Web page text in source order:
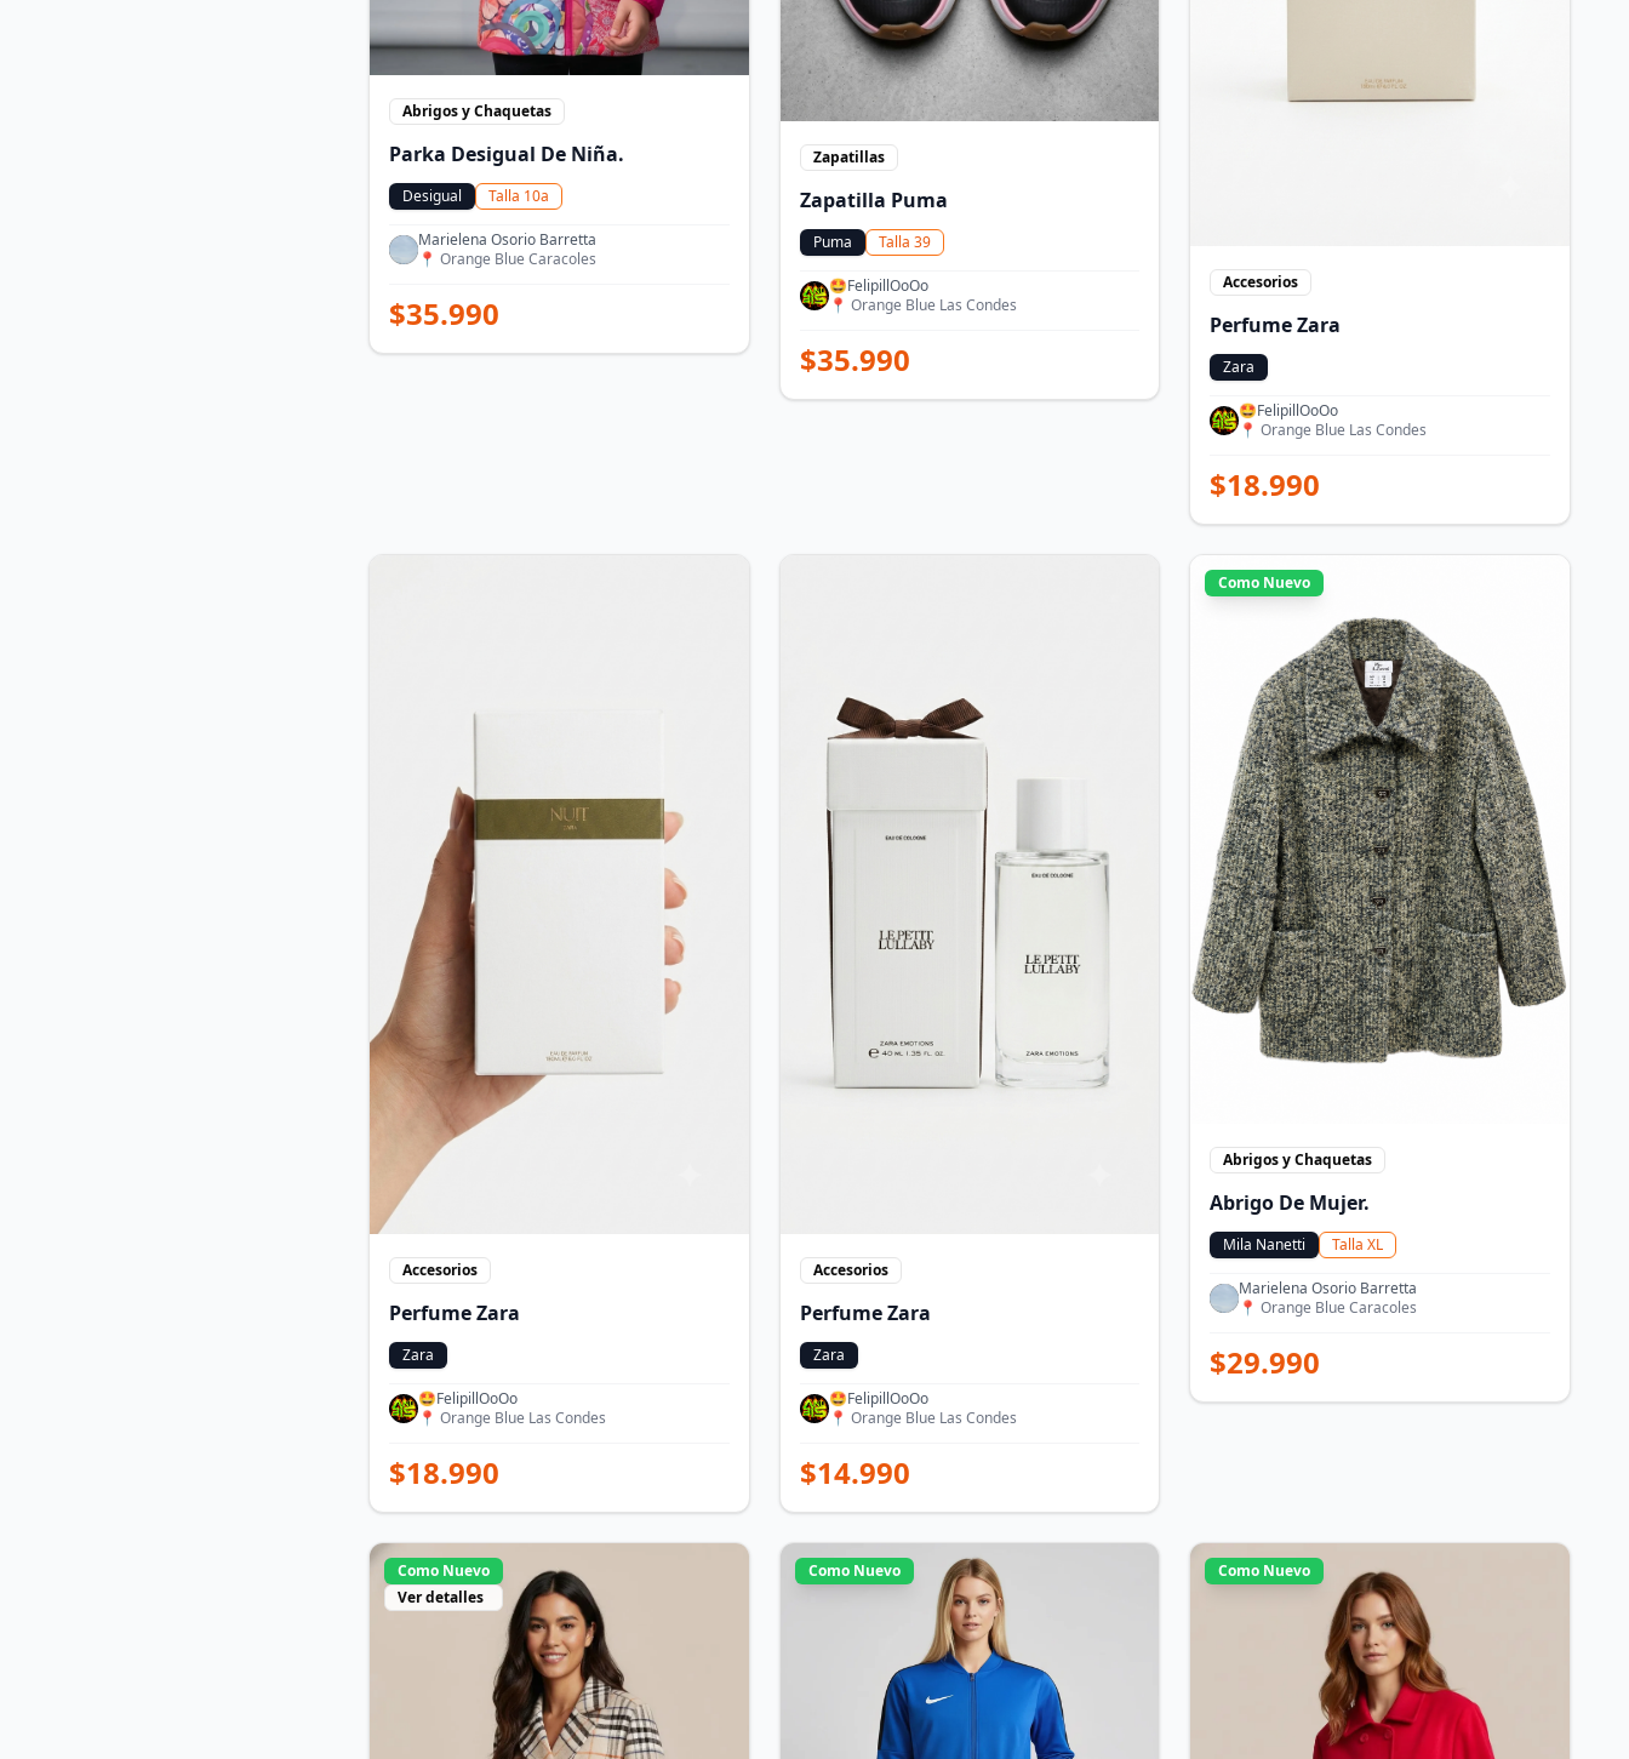
Abrigos y Chaquetas
Parka Desigual De Niña.
Desigual Talla 10a
Marielena Osorio Barretta
📍 Orange Blue Caracoles
$35.990
Zapatillas
Zapatilla Puma
Puma Talla 39
🤩FelipillOoOo
📍 Orange Blue Las Condes
$35.990
Accesorios
Perfume Zara
Zara
🤩FelipillOoOo
📍Orange Blue Las Condes
$18.990
Accesorios
Perfume Zara
Zara
🤩FelipillOoOo
📍 Orange Blue Las Condes
$18.990
Accesorios
Perfume Zara
Zara
🤩FelipillOoOo
📍 Orange Blue Las Condes
$14.990
Como Nuevo
Abrigos y Chaquetas
Abrigo De Mujer.
Mila Nanetti TallaXL
Marielena Osorio Barretta
📍Orange Blue Caracoles
$29.990
Como Nuevo
Ver detalles
Como Nuevo Como Nuevo